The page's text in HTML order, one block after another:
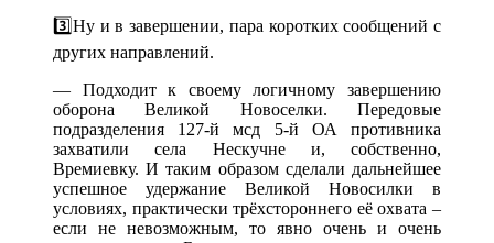
3️⃣Ну и в завершении, пара коротких сообщений с
других направлений.
— Подходит к своему логичному завершению
оборона Великой Новоселки. Передовые
подразделения 127-й мсд 5-й ОА противника
захватили села Нескучне и, собственно,
Времиевку. И таким образом сделали дальнейшее
успешное удержание Великой Новосилки в
условиях, практически трёхстороннего её охвата –
если не невозможным, то явно очень и очень